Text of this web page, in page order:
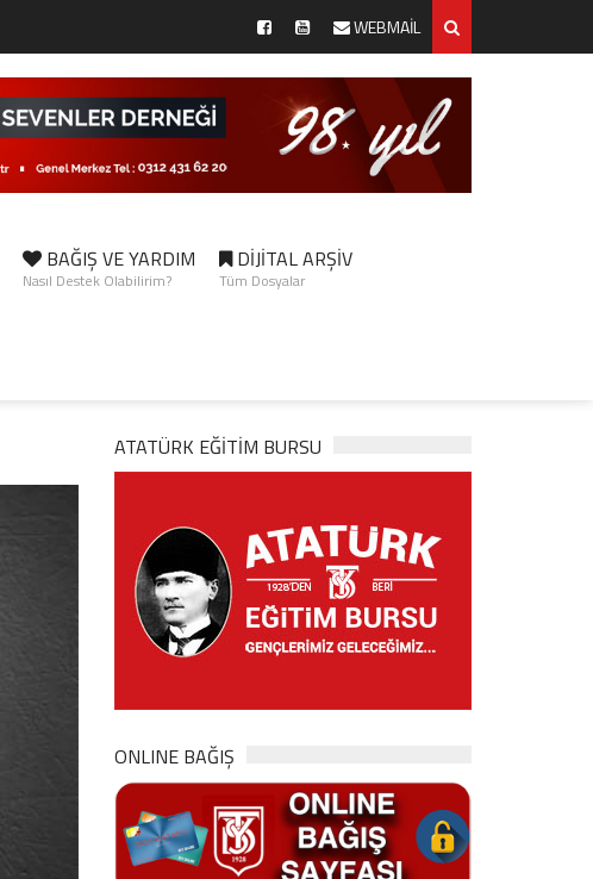
WEBMAİL
BAĞIŞ VE YARDIM
Nasıl Destek Olabilirim?
DİJİTAL ARŞİV
Tüm Dosyalar
ATATÜRK EĞITIM BURSU
ONLINE BAĞIŞ